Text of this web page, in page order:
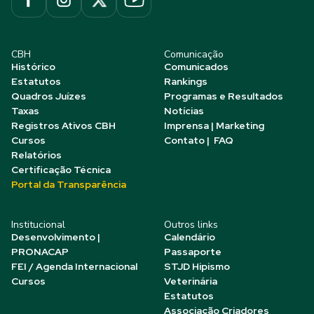
CBH
Histórico
Estatutos
Quadros Juízes
Taxas
Registros Ativos CBH
Cursos
Relatórios
Certificação Técnica
Portal da Transparência
Comunicação
Comunicados
Rankings
Programas e Resultados
Notícias
Imprensa | Marketing
Contato | FAQ
Institucional
Desenvolvimento |
PRONACAP
FEI / Agenda Internacional
Cursos
Outros links
Calendário
Passaporte
STJD Hipismo
Veterinária
Estatutos
Associação Criadores